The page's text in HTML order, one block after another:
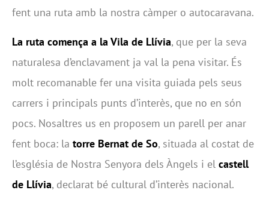
fent una ruta amb la nostra càmper o autocaravana.
La ruta comença a la Vila de Llívia, que per la seva
naturalesa d’enclavament ja val la pena visitar. És
molt recomanable fer una visita guiada pels seus
carrers i principals punts d’interès, que no en són
pocs. Nosaltres us en proposem un parell per anar
fent boca: la torre Bernat de So, situada al costat de
l’església de Nostra Senyora dels Àngels i el castell
de Llívia, declarat bé cultural d’interès nacional.